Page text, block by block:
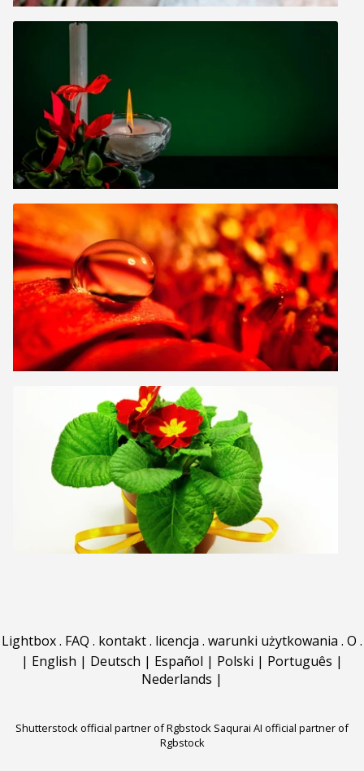
Lightbox. FAQ . kontakt. licencja . warunki użytkowania . O .
| English | Deutsch | Español | Polski | Português |
Nederlands |
Shutterstock official partner of Rgbstock Saqurai AI official partner of
Rgbstock